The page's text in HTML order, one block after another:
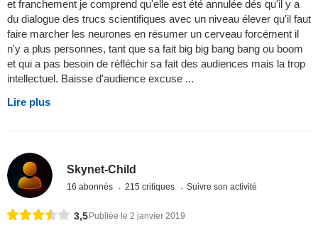
et franchement je comprend qu'elle est été annulée dés qu'il y a
du dialogue des trucs scientifiques avec un niveau élever qu'il faut
faire marcher les neurones en résumer un cerveau forcément il
n'y a plus personnes, tant que sa fait big big bang bang ou boom
et qui a pas besoin de réfléchir sa fait des audiences mais la trop
intellectuel. Baisse d'audience excuse ...
Lire plus
Skynet-Child
16 abonnés 215 critiques Suivre son activité
3,5 Publiée le 2 janvier 2019